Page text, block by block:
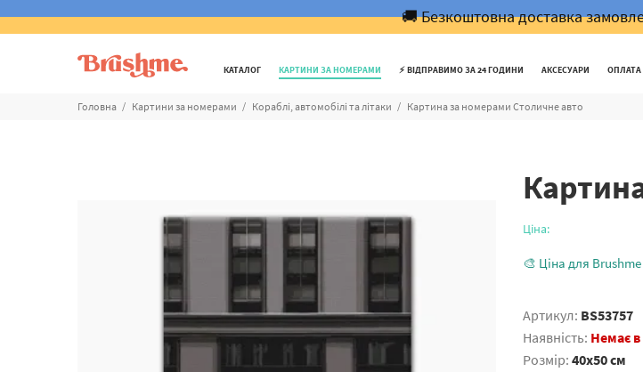
🚚 Безкоштовна доставка
КАТАЛОГ КАРТИНИ ЗА НОМЕРАМИ ⚡️ ВІДПРАВИМО ЗА 24 ГОДИНИ АКСЕСУАРИ ОПЛАТА
Головна Картини за номерами Кораблі, автомобілі та літаки Картина за номерами Столичне авто
Ціна:
🎨 Ціна для
Артикул: BS53757
Наявність: Немає в
Розмір: 40x50 см